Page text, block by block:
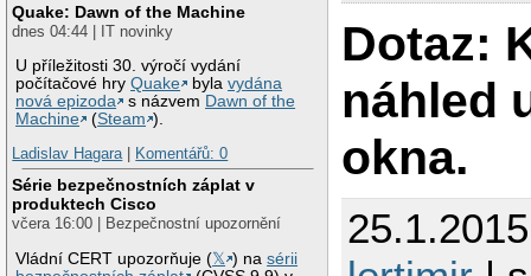
Quake: Dawn of the Machine
dnes 04:44 | IT novinky
U příležitosti 30. výročí vydání
počítačové hryQuake bylavydána
nová epizoda
s názvem Dawn of the
Machine
(Steam ).
Ladislav Hagara| Komentářů: 0
Série bezpečnostních záplat v
produktech Cisco
včera 16:00 | Bezpečnostní upozornění
Vládní CERT upozorňuje (𝕏 ) nasérii
Dotaz:
náhled
okna.